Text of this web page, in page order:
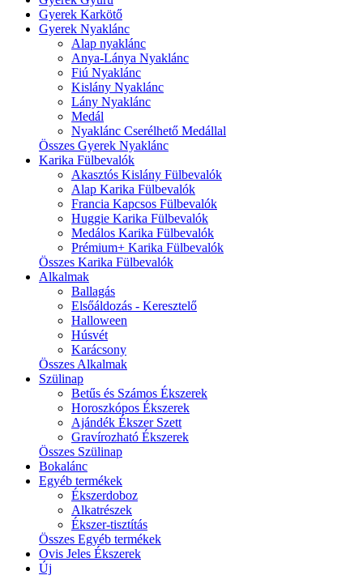
Gyerek Karkötő
Gyerek Nyaklánc
Alap nyaklánc
Anya-Lánya Nyaklánc
Fiú Nyaklánc
Kislány Nyaklánc
Lány Nyaklánc
Medál
Nyaklánc Cserélhető Medállal
Összes Gyerek Nyaklánc
Karika Fülbevalók
Akasztós Kislány Fülbevalók
Alap Karika Fülbevalók
Francia Kapcsos Fülbevalók
Huggie Karika Fülbevalók
Medálos Karika Fülbevalók
Prémium+ Karika Fülbevalók
Összes Karika Fülbevalók
Alkalmak
Ballagás
Elsőáldozás - Keresztelő
Halloween
Húsvét
Karácsony
Összes Alkalmak
Szülinap
Betűs és Számos Ékszerek
Horoszkópos Ékszerek
Ajándék Ékszer Szett
Gravírozható Ékszerek
Összes Szülinap
Bokalánc
Egyéb termékek
Ékszerdoboz
Alkatrészek
Ékszer-tisztítás
Összes Egyéb termékek
Ovis Jeles Ékszerek
Új